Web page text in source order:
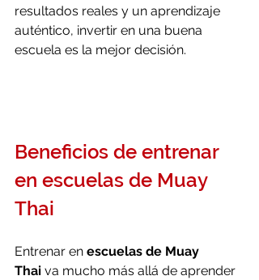
resultados reales y un aprendizaje
auténtico, invertir en una buena
escuela es la mejor decisión.
Beneficios de entrenar
en escuelas de Muay
Thai
Entrenar en escuelas de Muay
Thai va mucho más allá de aprender